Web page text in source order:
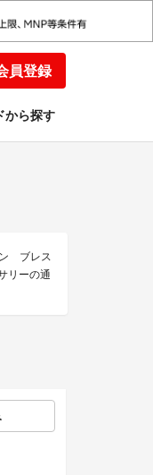
員登録
から探す
ン ブレス
リーの通